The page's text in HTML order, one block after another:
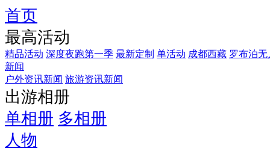
首页
最高活动
精品活动 深度夜跑第一季 最新定制 单活动 成都西藏 罗布泊
新闻
户外资讯新闻 旅游资讯新闻
出游相册
单相册 多相册
人物